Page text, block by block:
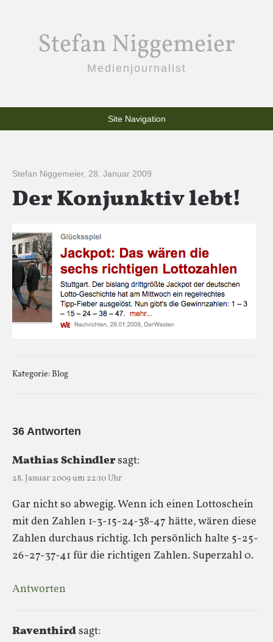
Stefan Niggemeier
Medienjournalist
Site Navigation
Stefan Niggemeier, 28. Januar 2009
Der Konjunktiv lebt!
Kategorie:Blog
36 Antworten
Mathias Schindlersagt:
28. Januar 2009 um 22:10 Uhr
Gar nicht so abwegig. Wenn ich einen Lottoschein
mit den Zahlen 1-3-15-24-38-47 hätte, wären diese
Zahlen durchaus richtig. Ich persönlich halte 5-25-
26-27-37-41 für die richtigen Zahlen. Superzahl 0.
Antworten
Raventhirdsagt: